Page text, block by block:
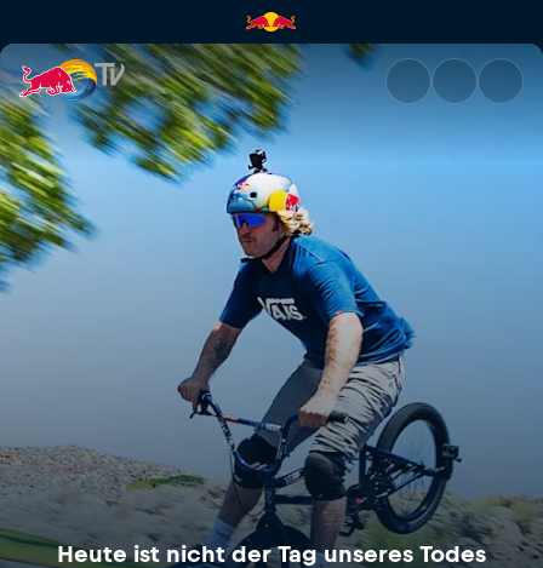
Heute ist nicht der Tag
Heute ist nicht der Tag unseres Todes